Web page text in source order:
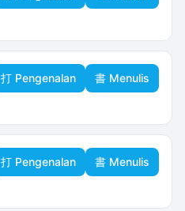
打 Pengenalan 書 Menulis
打 Pengenalan 書 Menulis